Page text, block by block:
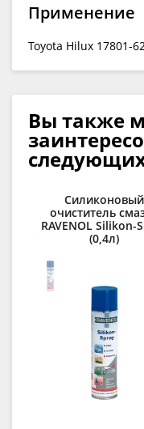
Применение
Toyota Hilux 17801-
Вы также
Силиконовый
очиститель
RAVENOL Silikon-
(0,4л)